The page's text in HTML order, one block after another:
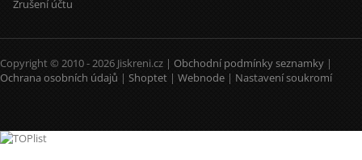
Zrušení účtu
Copyright © 2010 - 2026 Jiskreni.cz | Obchodní podmínky seznamky |
Ochrana osobních údajů | Shoptet | Webnode | Nastavení soukromí